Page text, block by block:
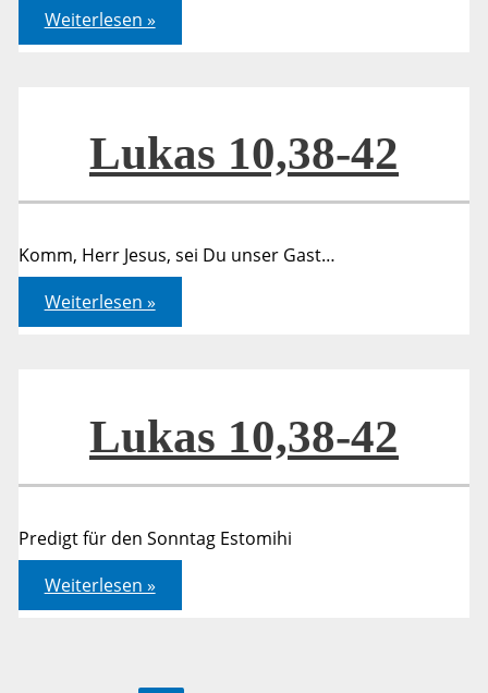
Lukas
10,38-
42
Weiterlesen »
Lukas 10,38-42
Komm, Herr Jesus, sei Du unser Gast…
Lukas
10,38-
42
Weiterlesen »
Lukas 10,38-42
Predigt für den Sonntag Estomihi
Lukas
10,38-
42
Weiterlesen »